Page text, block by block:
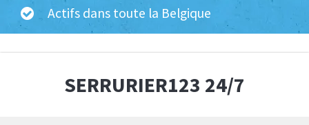
Actifs dans toute la Belgique
SERRURIER123 24/7